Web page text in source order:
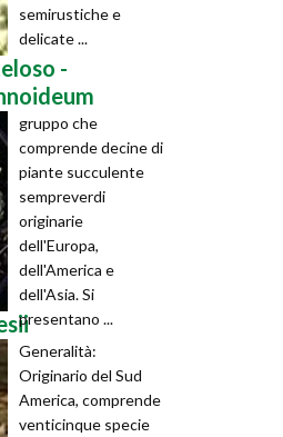
semirustiche e
delicate ...
-
gruppo che
comprende decine di
piante succulente
sempreverdi
originarie
dell'Europa,
dell'America e
dell'Asia. Si
presentano ...
Generalità:
Originario del Sud
America, comprende
venticinque specie